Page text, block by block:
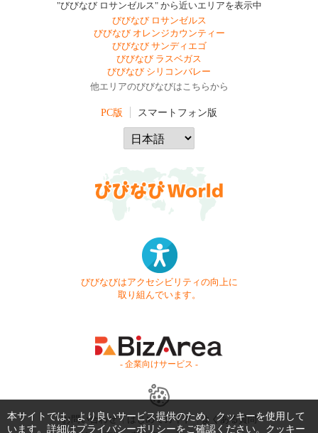
"びびなび ロサンゼルス" から近いエリアを表示中
びびなび ロサンゼルス
びびなび オレンジカウンティー
びびなび サンディエゴ
びびなび ラスベガス
びびなび シリコンバレー
他エリアのびびなびはこちらから
PC版 スマートフォン版
びびなびはアクセシビリティの向上に
取り組んでいます。
- 企業向けサービス -
お問い合わせ はじめてガイド
よくある質問
本サイトでは、より良いサービス提供のため、クッキーを使用して
います。詳細はプライバシーポリシーをご確認ください。クッキー